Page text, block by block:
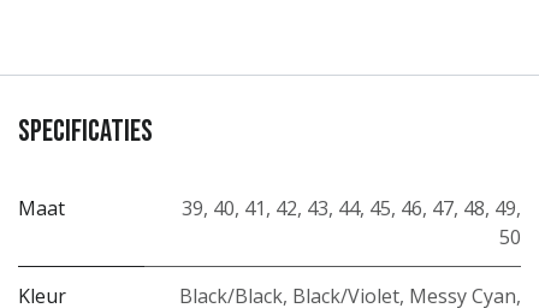
Specificaties
Maat 39, 40, 41, 42, 43, 44, 45, 46, 47, 48, 49,
50
Kleur Black/Black, Black/Violet, Messy Cyan,